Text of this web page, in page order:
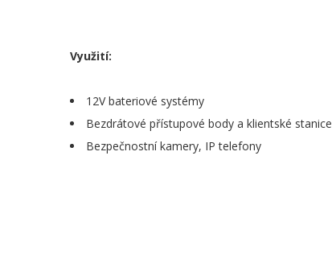
Využití:
12V bateriové systémy
Bezdrátové přístupové body a klientské stanice
Bezpečnostní kamery, IP telefony